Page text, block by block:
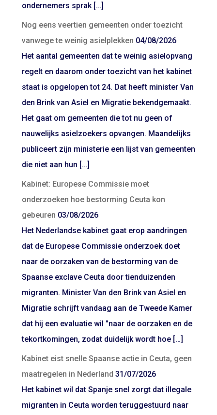
ondernemers sprak […]
Nog eens veertien gemeenten onder toezicht
vanwege te weinig asielplekken 04/08/2026
Het aantal gemeenten dat te weinig asielopvang
regelt en daarom onder toezicht van het kabinet
staat is opgelopen tot 24. Dat heeft minister Van
den Brink van Asiel en Migratie bekendgemaakt.
Het gaat om gemeenten die tot nu geen of
nauwelijks asielzoekers opvangen. Maandelijks
publiceert zijn ministerie een lijst van gemeenten
die niet aan hun […]
Kabinet: Europese Commissie moet
onderzoeken hoe bestorming Ceuta kon
gebeuren 03/08/2026
Het Nederlandse kabinet gaat erop aandringen
dat de Europese Commissie onderzoek doet
naar de oorzaken van de bestorming van de
Spaanse exclave Ceuta door tienduizenden
migranten. Minister Van den Brink van Asiel en
Migratie schrijft vandaag aan de Tweede Kamer
dat hij een evaluatie wil "naar de oorzaken en de
tekortkomingen, zodat duidelijk wordt hoe […]
Kabinet eist snelle Spaanse actie in Ceuta, geen
maatregelen in Nederland 31/07/2026
Het kabinet wil dat Spanje snel zorgt dat illegale
migranten in Ceuta worden teruggestuurd naar